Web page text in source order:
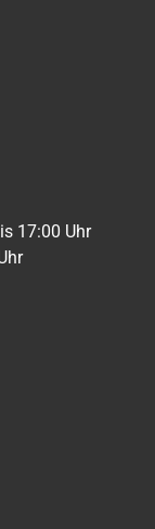
17:00 Uhr